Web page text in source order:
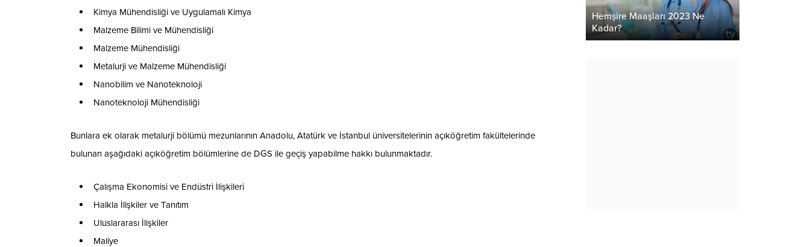
Kimya Mühendisliği ve Uygulamalı Kimya
Malzeme Bilimi ve Mühendisliği
Malzeme Mühendisliği
Metalurji ve Malzeme Mühendisliği
Nanobilim ve Nanoteknoloji
Nanoteknoloji Mühendisliği
Bunlara ek olarak metalurji bölümü mezunlarının Anadolu, Atatürk ve İstanbul üniversitelerinin açıköğretim fakültelerinde
bulunan aşağıdaki açıköğretim bölümlerine de DGS ile geçiş yapabilme hakkı bulunmaktadır.
Çalışma Ekonomisi ve Endüstri İlişkileri
Halkla İlişkiler ve Tanıtım
Uluslararası İlişkiler
Maliye
Hemşire Maaşları 2023 Ne
Kadar?